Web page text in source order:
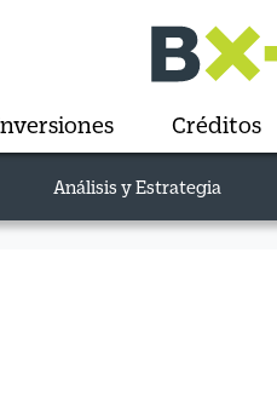
Créditos
Análisis y Estrategia